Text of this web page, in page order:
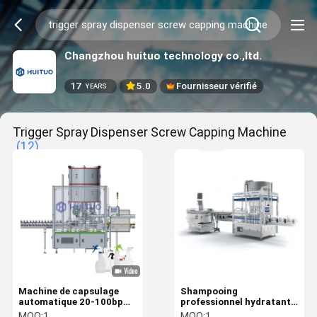
Changzhou huituo technology co.,ltd.
17 YEARS 5.0 Fournisseur vérifié
Trigger Spray Dispenser Screw Capping Machine
(12)
Machine de capsulage
automatique 20-100bpm
de vis de bouteille pour le
Shampooing
professionnel hydratant
la machine de capsulage